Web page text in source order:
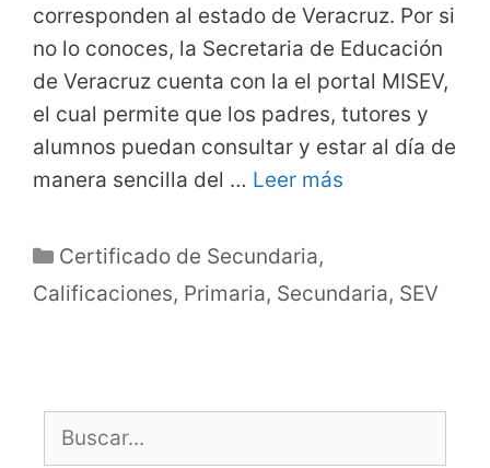
corresponden al estado de Veracruz. Por si
no lo conoces, la Secretaria de Educación
de Veracruz cuenta con la el portal MISEV,
el cual permite que los padres, tutores y
alumnos puedan consultar y estar al día de
manera sencilla del … Leer más
Categorías
Certificado de Secundaria,
Calificaciones, Primaria, Secundaria, SEV